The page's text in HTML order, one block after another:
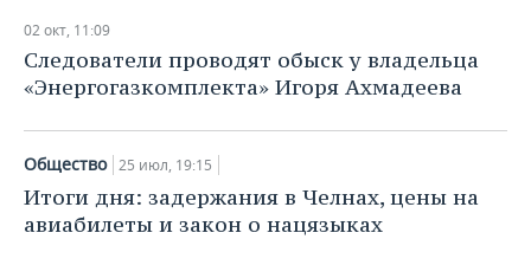
ТОРГОВЫЕ ЦЕНТРЫ
ТАТАРСТАНА
ИНВЕСТИЦИИ
МАШИНОСТРОЕНИЕ
НЕФТЕХИМИЯ
ОПК
БИЗНЕС
НОВОСТИ БИЗНЕСА
РОЗНИЧНАЯ ТОРГОВЛЯ
ТРАНСПОРТ
УСЛУГИ
ТЕХНОЛОГИИ
НОВОСТИ ТЕХНОЛОГИЙ
МЕДИА
МЕРОПРИЯТИЯ
НОВОСТИ МЕРОПРИЯТИЙ
ВЫЕЗДНАЯ РЕДАКЦИЯ
НОВОСТИ СПОРТА
ОБЩЕСТВО
02 окт, 11:09
Следователи проводят обыск у владельца
«Энергогазкомплекта» Игоря Ахмадеева
Общество 25 июл, 19:15
Итоги дня: задержания в Челнах, цены на
авиабилеты и закон о нацязыках